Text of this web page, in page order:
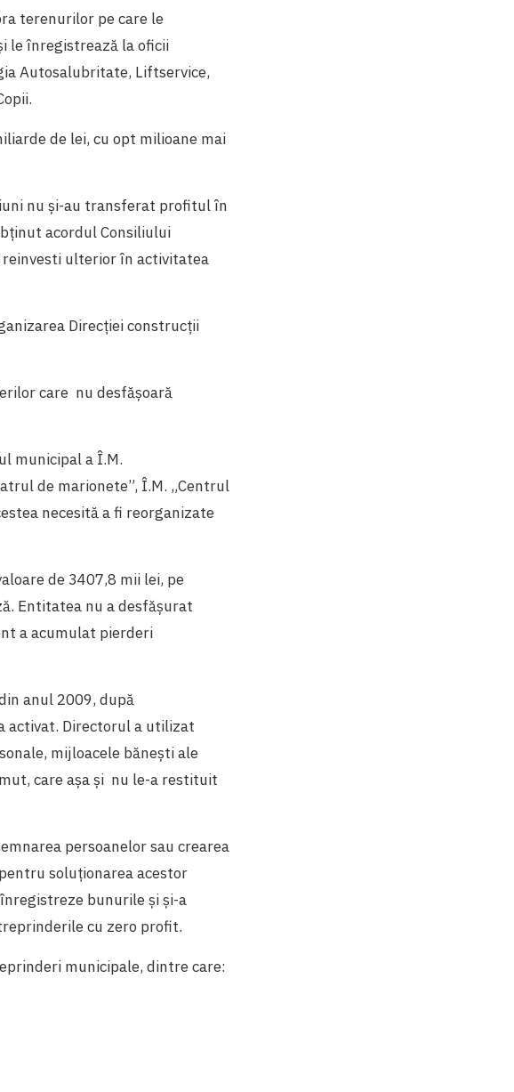
terenurilor pe care le
le înregistrează la oficii
Autosalubritate, Liftservice,
de lei, cu opt milioane mai
nu și-au transferat profitul în
acordul Consiliului
ulterior în activitatea
Direcției construcții
care nu desfășoară
municipal a Î.M.
de marionete”, Î.M. „Centrul
necesită a fi reorganizate
de 3407,8 mii lei, pe
Entitatea nu a desfășurat
a acumulat pierderi
anul 2009, după
activat. Directorul a utilizat
mijloacele bănești ale
care așa și nu le-a restituit
persoanelor sau crearea
soluționarea acestor
bunurile și și-a
cu zero profit.
municipale, dintre care: